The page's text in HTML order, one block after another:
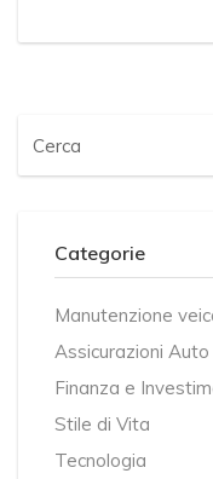
Categorie
Manutenzione
Assicurazioni Auto
Finanza e
Stile di Vita
Tecnologia